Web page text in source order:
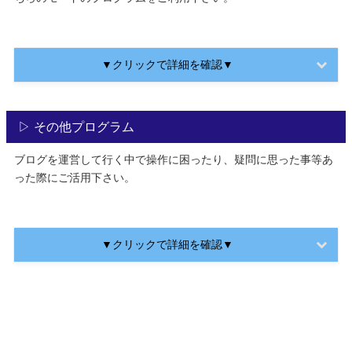
▼クリックで詳細を確認▼
▷ その他プログラム
ブログを運営して行く中で操作に困ったり、疑問に思った事等あ
った際にご活用下さい。
▼クリックで詳細を確認▼